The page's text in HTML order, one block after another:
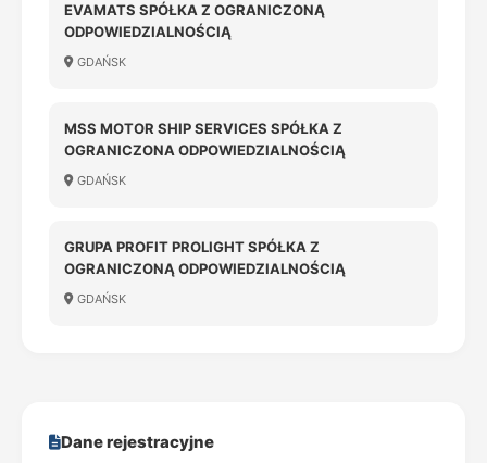
EVAMATS SPÓŁKA Z OGRANICZONĄ
ODPOWIEDZIALNOŚCIĄ
GDAŃSK
MSS MOTOR SHIP SERVICES SPÓŁKA Z
OGRANICZONA ODPOWIEDZIALNOŚCIĄ
GDAŃSK
GRUPA PROFIT PROLIGHT SPÓŁKA Z
OGRANICZONĄ ODPOWIEDZIALNOŚCIĄ
GDAŃSK
Dane rejestracyjne